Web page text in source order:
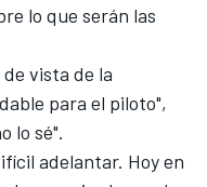
lo que serán las
vista de la
para el piloto",
lo sé".
adelantar. Hoy en